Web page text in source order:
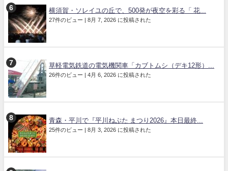
横須賀・ソレイユの丘で、500発が夜空を彩る「 花...
27件のビュー | 8月 7, 2026 に投稿された
草軽電気鉄道の電気機関車「カブトムシ（デキ12形）...
26件のビュー | 4月 6, 2026 に投稿された
青森・平川で『平川ねぷた まつり2026』本日最終...
25件のビュー | 8月 3, 2026 に投稿された